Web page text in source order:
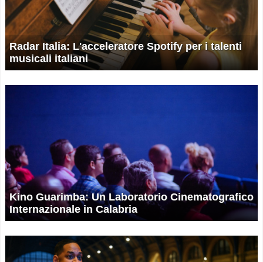
Radar Italia: L'acceleratore Spotify per i talenti
musicali italiani
Kino Guarimba: Un Laboratorio Cinematografico
Internazionale in Calabria